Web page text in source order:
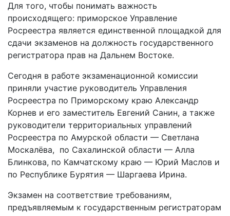
Для того, чтобы понимать важность
происходящего: приморское Управление
Росреестра является единственной площадкой для
сдачи экзаменов на должность государственного
регистратора прав на Дальнем Востоке.
Сегодня в работе экзаменационной комиссии
приняли участие руководитель Управления
Росреестра по Приморскому краю Александр
Корнев и его заместитель Евгений Санин, а также
руководители территориальных управлений
Росреестра по Амурской области — Светлана
Москалёва, по Сахалинской области — Алла
Блинкова, по Камчатскому краю — Юрий Маслов и
по Республике Бурятия — Шаргаева Ирина.
Экзамен на соответствие требованиям,
предъявляемым к государственным регистраторам